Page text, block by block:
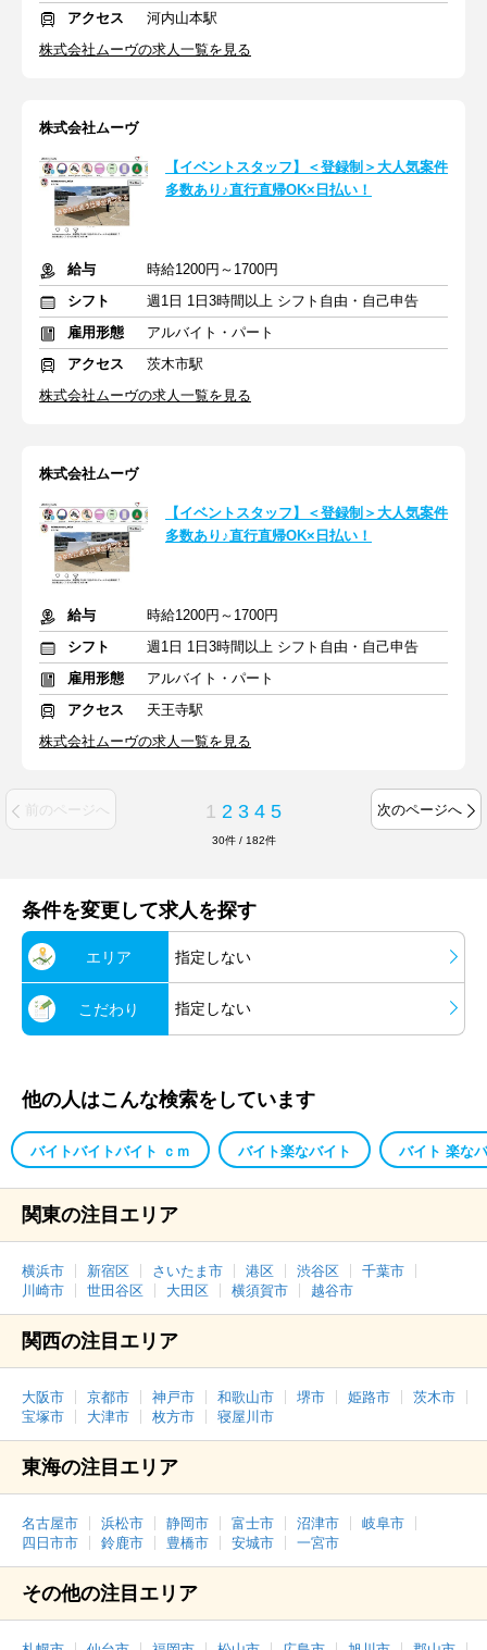
アクセス
河内山本駅
株式会社ムーヴの求人一覧を見る
株式会社ムーヴ
【イベントスタッフ】＜登録制＞大人気案件
多数あり♪直行直帰OK×日払い！
給与
時給1200円～1700円
シフト
週1日 1日3時間以上 シフト自由・自己申告
雇用形態
アルバイト・パート
アクセス
茨木市駅
株式会社ムーヴの求人一覧を見る
株式会社ムーヴ
【イベントスタッフ】＜登録制＞大人気案件
多数あり♪直行直帰OK×日払い！
給与
時給1200円～1700円
シフト
週1日 1日3時間以上 シフト自由・自己申告
雇用形態
アルバイト・パート
アクセス
天王寺駅
株式会社ムーヴの求人一覧を見る
前のページへ 1 2 3 4 5 次のページへ
30件 / 182件
条件を変更して求人を探す
エリア 指定しない
こだわり 指定しない
他の人はこんな検索をしています
バイトバイトバイト ｃｍ バイト楽なバイト バイト 楽な
関東の注目エリア
横浜市 新宿区 さいたま市 港区 渋谷区
千葉市
川崎市
世田谷区 大田区 横須賀市 越谷市
関西の注目エリア
大阪市 京都市 神戸市 和歌山市 堺市 姫路市
茨木市
宝塚市
大津市 枚方市 寝屋川市
東海の注目エリア
名古屋市 浜松市 静岡市 富士市 沼津市
岐阜市
四日市市
鈴鹿市 豊橋市 安城市 一宮市
その他の注目エリア